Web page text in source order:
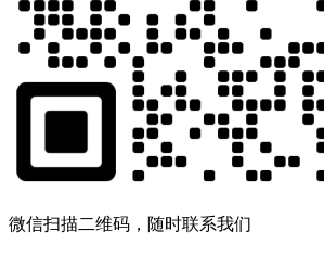
微信扫描二维码，随时联系我们